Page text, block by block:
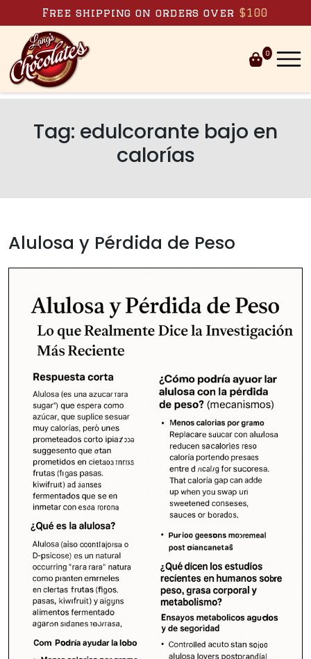
Skip to content
Free shipping on orders over $100
0
Tag: edulcorante bajo en
calorías
Alulosa y Pérdida de Peso